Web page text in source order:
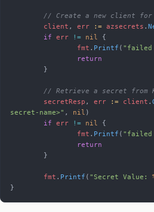
// Create a new client
	client
, err := azsecrets .
	if
err != nil {
		fmt
. Printf (
		return
	}
// Retrieve a secret from
	secretResp
, err := client .
secret-name>" , nil )
	if
err != nil {
		fmt
. Printf ( "failed
		return
	}
	fmt
. Printf ( "Secret Value:
}